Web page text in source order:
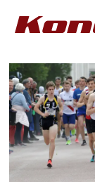
kondis